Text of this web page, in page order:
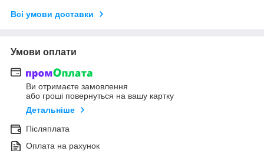
Всі умови доставки
Умови оплати
Ви отримаєте замовлення
або гроші повернуться на вашу картку
Детальніше
Післяплата
Оплата на рахунок